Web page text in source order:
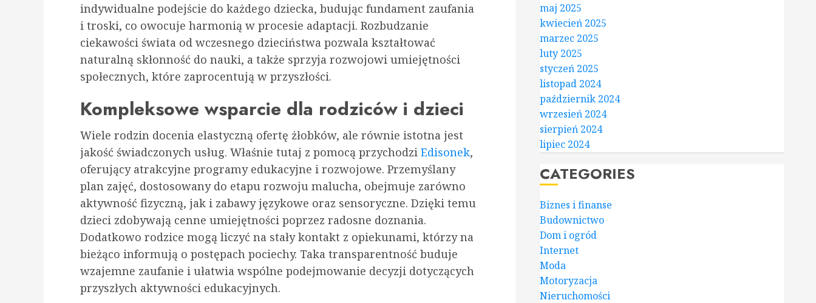
indywidualne podejście do każdego dziecka, budując fundament zaufania
i troski, co owocuje harmonią w procesie adaptacji. Rozbudzanie
ciekawości świata od wczesnego dzieciństwa pozwala kształtować
naturalną skłonność do nauki, a także sprzyja rozwojowi umiejętności
społecznych, które zaprocentują w przyszłości.
Kompleksowe wsparcie dla rodziców i dzieci
Wiele rodzin docenia elastyczną ofertę żłobków, ale równie istotna jest
jakość świadczonych usług. Właśnie tutaj z pomocą przychodzi Edisonek,
oferujący atrakcyjne programy edukacyjne i rozwojowe. Przemyślany
plan zajęć, dostosowany do etapu rozwoju malucha, obejmuje zarówno
aktywność fizyczną, jak i zabawy językowe oraz sensoryczne. Dzięki temu
dzieci zdobywają cenne umiejętności poprzez radosne doznania.
Dodatkowo rodzice mogą liczyć na stały kontakt z opiekunami, którzy na
bieżąco informują o postępach pociechy. Taka transparentność buduje
wzajemne zaufanie i ułatwia wspólne podejmowanie decyzji dotyczących
przyszłych aktywności edukacyjnych.
maj 2025
kwiecień 2025
marzec 2025
luty 2025
styczeń 2025
listopad 2024
październik 2024
wrzesień 2024
sierpień 2024
lipiec 2024
CATEGORIES
Biznes i finanse
Budownictwo
Dom i ogród
Internet
Moda
Motoryzacja
Nieruchomości